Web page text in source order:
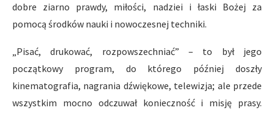
dobre ziarno prawdy, miłości, nadziei i łaski Bożej za
pomocą środków nauki i nowoczesnej techniki.
„Pisać, drukować, rozpowszechniać” – to był jego
początkowy program, do którego później doszły
kinematografia, nagrania dźwiękowe, telewizja; ale przede
wszystkim mocno odczuwał konieczność i misję prasy.